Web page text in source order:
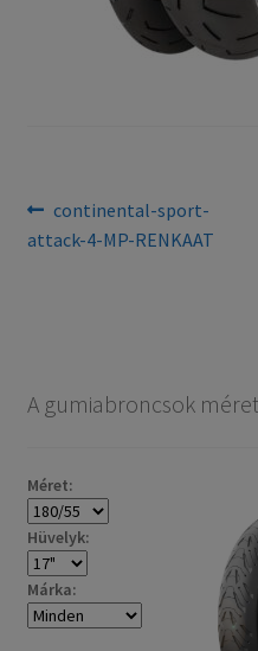
Bejegyzés
navigáció
Previous
post:
continental-sport-
attack-4-MP-RENKAAT
A gumiabroncsok
Méret:
Hüvelyk:
Márka: